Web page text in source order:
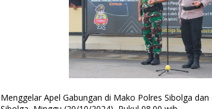
Menggelar Apel Gabungan di Mako Polres Sibolga